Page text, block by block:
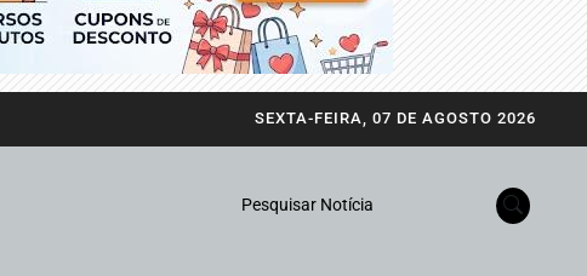
SEXTA-FEIRA, 07 DE AGOSTO 2026
Pesquisar Notícia